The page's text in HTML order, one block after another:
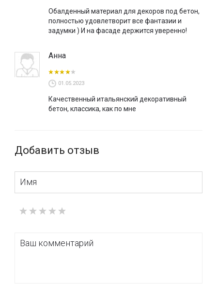
Обалденный материал для декоров под бетон,
полностью удовлетворит все фантазии и
задумки ) И на фасаде держится уверенно!
Анна
01.05.2023
Качественный итальянский декоративный
бетон, классика, как по мне
Добавить отзыв